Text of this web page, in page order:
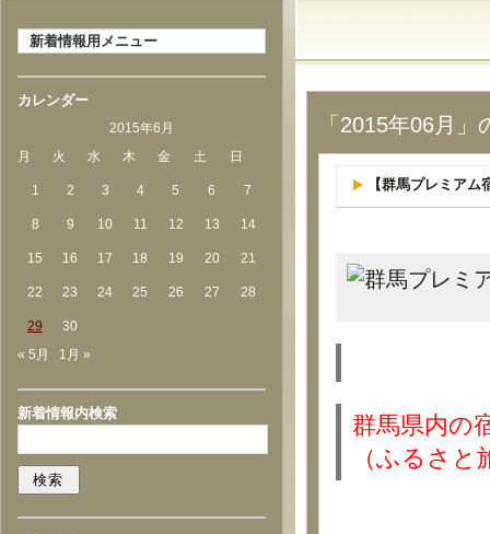
「2015年06月」
【群馬プレミア
群馬県内の
（ふるさ
新着情報用メニュー
カレンダー
2015年6月
月
火 水 木 金 土 日
1 2 3 4 5 6 7
8 9 10 11 12 13 14
15 16 17 18 19 20 21
22 23 24 25 26 27 28
29
30
« 5月
1月 »
新着情報内検索